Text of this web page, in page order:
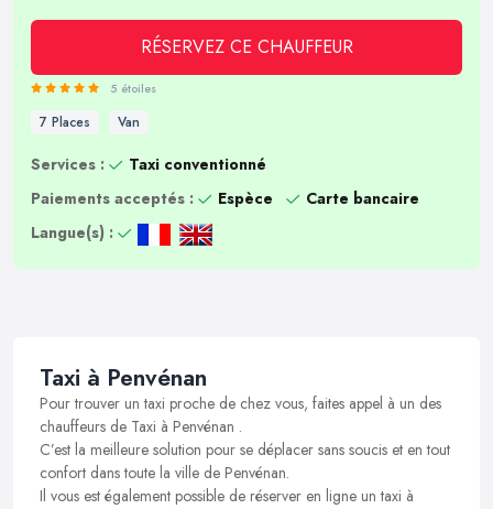
RÉSERVEZ CE CHAUFFEUR
5 étoiles
7 Places Van
Services :
Taxi conventionné
Paiements acceptés :
Espèce
Carte bancaire
Langue(s) :
Taxi à Penvénan
Pour trouver un taxi proche de chez vous, faites appel à un des
chauffeurs de Taxi à Penvénan .
C’est la meilleure solution pour se déplacer sans soucis et en tout
confort dans toute la ville de Penvénan.
Il vous est également possible de réserver en ligne un taxi à